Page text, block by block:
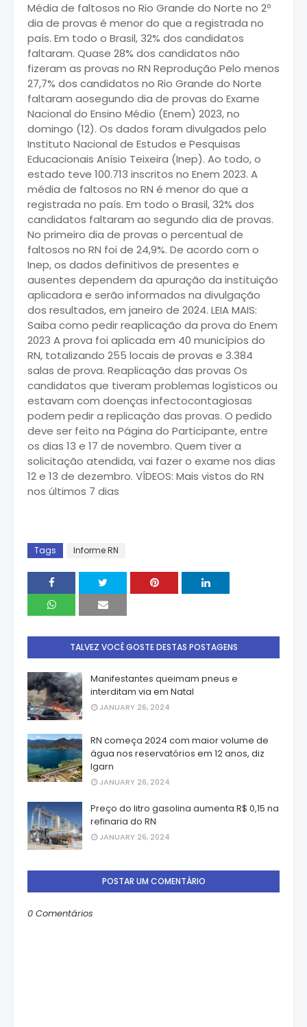
Média de faltosos no Rio Grande do Norte no 2º
dia de provas é menor do que a registrada no
país. Em todo o Brasil, 32% dos candidatos
faltaram. Quase 28% dos candidatos não
fizeram as provas no RN Reprodução Pelo menos
27,7% dos candidatos no Rio Grande do Norte
faltaram aosegundo dia de provas do Exame
Nacional do Ensino Médio (Enem) 2023, no
domingo (12). Os dados foram divulgados pelo
Instituto Nacional de Estudos e Pesquisas
Educacionais Anísio Teixeira (Inep). Ao todo, o
estado teve 100.713 inscritos no Enem 2023. A
média de faltosos no RN é menor do que a
registrada no país. Em todo o Brasil, 32% dos
candidatos faltaram ao segundo dia de provas.
No primeiro dia de provas o percentual de
faltosos no RN foi de 24,9%. De acordo com o
Inep, os dados definitivos de presentes e
ausentes dependem da apuração da instituição
aplicadora e serão informados na divulgação
dos resultados, em janeiro de 2024. LEIA MAIS:
Saiba como pedir reaplicação da prova do Enem
2023 A prova foi aplicada em 40 municípios do
RN, totalizando 255 locais de provas e 3.384
salas de prova. Reaplicação das provas Os
candidatos que tiveram problemas logísticos ou
estavam com doenças infectocontagiosas
podem pedir a replicação das provas. O pedido
deve ser feito na Página do Participante, entre
os dias 13 e 17 de novembro. Quem tiver a
solicitação atendida, vai fazer o exame nos dias
12 e 13 de dezembro. VÍDEOS: Mais vistos do RN
nos últimos 7 dias
Tags Informe RN
TALVEZ VOCÊ GOSTE DESTAS POSTAGENS
Manifestantes queimam pneus e
interditam via em Natal
JANUARY 26, 2024
RN começa 2024 com maior volume de
água nos reservatórios em 12 anos, diz
Igarn
JANUARY 26, 2024
Preço do litro gasolina aumenta R$ 0,15 na
refinaria do RN
JANUARY 26, 2024
POSTAR UM COMENTÁRIO
0 Comentários